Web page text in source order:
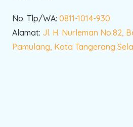
No. Tlp/WA: 0811-1014-930
Alamat: Jl. H. Nurleman No.82,
Pamulang, Kota Tangerang